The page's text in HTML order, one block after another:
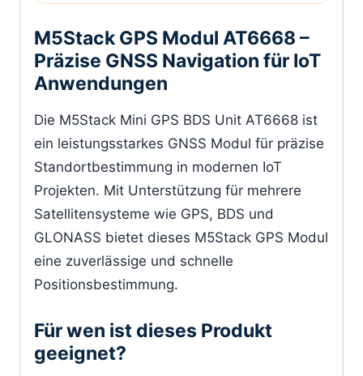
M5Stack GPS Modul AT6668 –
Präzise GNSS Navigation für IoT
Anwendungen
Die M5Stack Mini GPS BDS Unit AT6668 ist
ein leistungsstarkes GNSS Modul für präzise
Standortbestimmung in modernen IoT
Projekten. Mit Unterstützung für mehrere
Satellitensysteme wie GPS, BDS und
GLONASS bietet dieses M5Stack GPS Modul
eine zuverlässige und schnelle
Positionsbestimmung.
Für wen ist dieses Produkt
geeignet?